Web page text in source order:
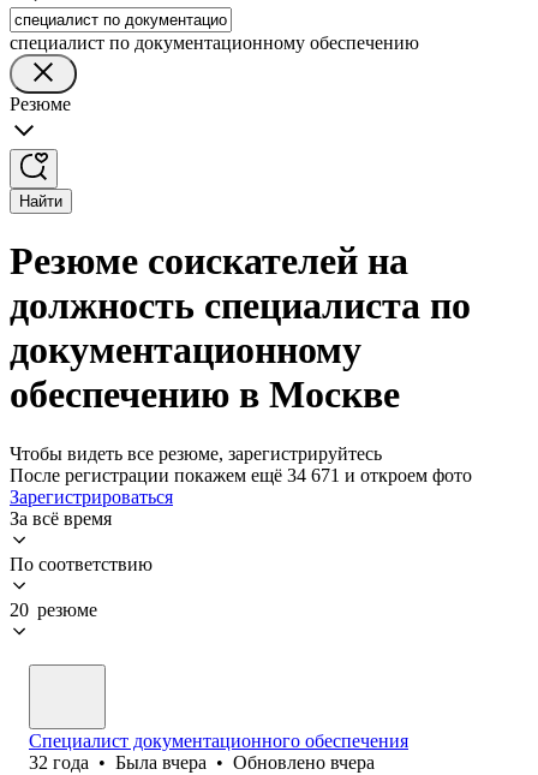
специалист по документационному обеспечению
Резюме
Найти
Резюме соискателей на
должность специалиста по
документационному
обеспечению в Москве
Чтобы видеть все резюме, зарегистрируйтесь
После регистрации покажем ещё 34 671 и откроем фото
Зарегистрироваться
За всё время
По соответствию
20 резюме
Специалист документационного обеспечения
32 года • Была вчера • Обновлено вчера